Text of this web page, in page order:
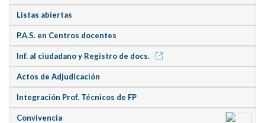
Listas abiertas
P.A.S. en Centros docentes
Inf. al ciudadano y Registro de docs.
Actos de Adjudicación
Integración Prof. Técnicos de FP
Convivencia